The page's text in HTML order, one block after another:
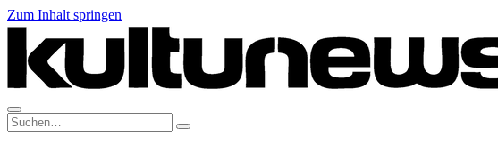
Zum Inhalt springen
Suche: